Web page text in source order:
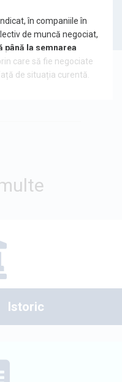
în companiile în
de muncă negociat,
până la semnarea
care să fie negociate
de situația curentă.
Istoric